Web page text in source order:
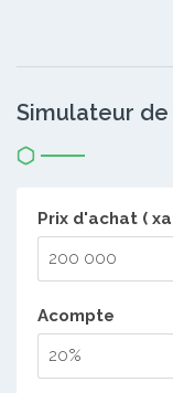
Simulateur
Prix d'achat (
Acompte